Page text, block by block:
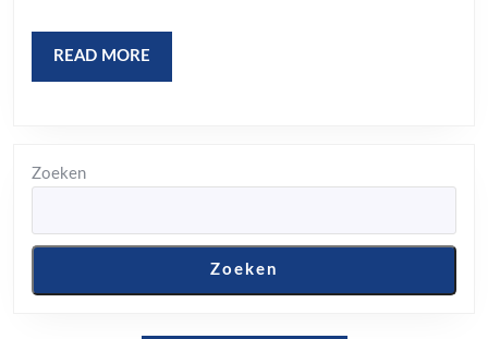
READ MORE
MORE
Zoeken
Zoeken